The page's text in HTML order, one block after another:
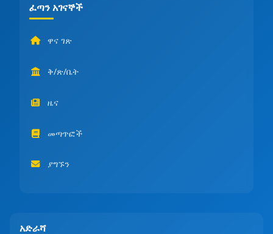
ፈጣን አገናኞች
ዋና ገጽ
ቅ/ጽ/ቤት
ዜና
መጣጥፎች
ያግኙን
አድራሻ